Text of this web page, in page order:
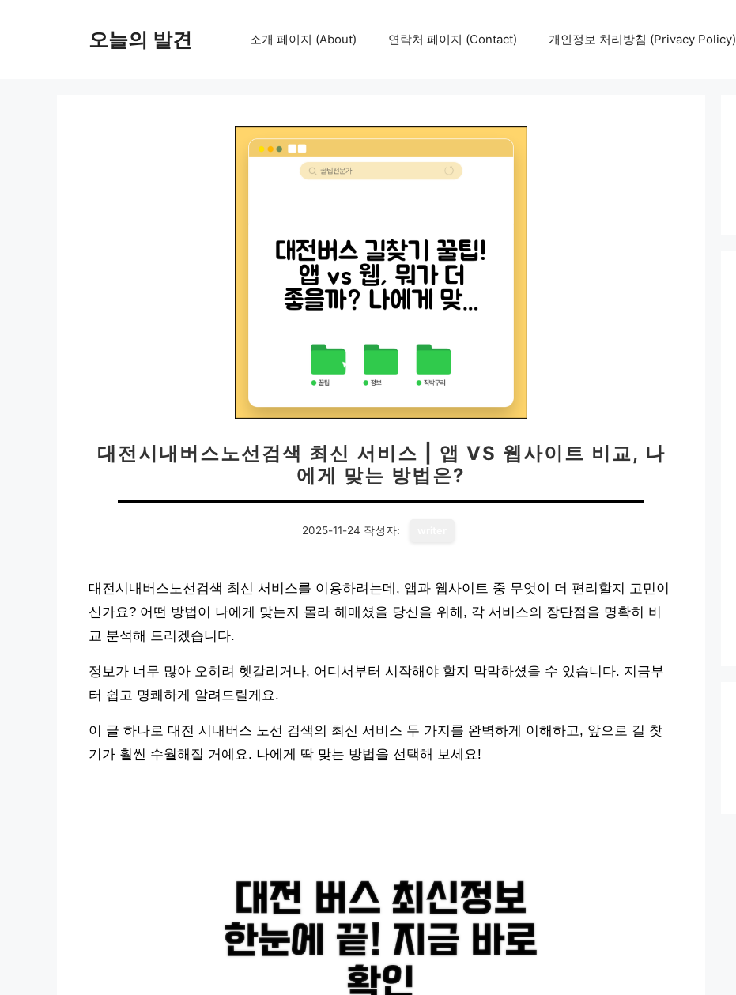
오늘의 발견 소개 페이지 (About) 연락처 페이지 (Contact) 개인정보 처리방침 (Privacy Policy)
대전시내버스노선검색 최신 서비스 | 앱 VS 웹사이트 비교, 나
에게 맞는 방법은?
2025-11-24 작성자:
대전시내버스노선검색 최신 서비스를 이용하려는데, 앱과 웹사이트 중 무엇이 더 편리할지 고민이
신가요? 어떤 방법이 나에게 맞는지 몰라 헤매셨을 당신을 위해, 각 서비스의 장단점을 명확히 비
교 분석해 드리겠습니다.
정보가 너무 많아 오히려 헷갈리거나, 어디서부터 시작해야 할지 막막하셨을 수 있습니다. 지금부
터 쉽고 명쾌하게 알려드릴게요.
이 글 하나로 대전 시내버스 노선 검색의 최신 서비스 두 가지를 완벽하게 이해하고, 앞으로 길 찾
기가 훨씬 수월해질 거예요. 나에게 딱 맞는 방법을 선택해 보세요!